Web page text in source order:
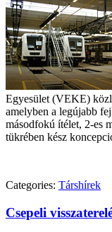
Egyesület (VEKE)
amelyben a legújabb
másodfokú ítélet, 2-es
tükrében kész
Categories: Társhírek
Csepeli